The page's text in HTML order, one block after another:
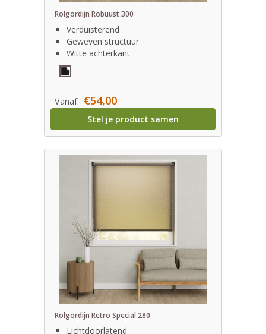
Rolgordijn Robuust 300
Verduisterend
Geweven structuur
Witte achterkant
Vanaf: €54,00
Stel je product samen
Rolgordijn Retro Special 280
Lichtdoorlatend